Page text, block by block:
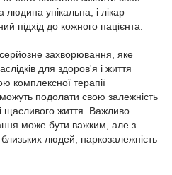
унікальна, і лікар
підхід до кожного пацієнта.
захворювання, яке
для здоров'я і життя
комплексної терапії
подолати свою залежність
щасливого життя. Важливо
може бути важким, але з
людей, наркозалежність